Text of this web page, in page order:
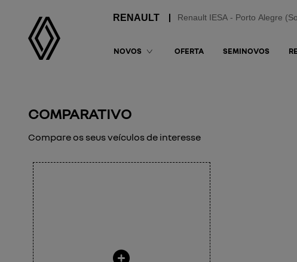
Renault IESA - Porto Alegre
NOVOS OFERTA SEMINOVOS
COMPARATIVO
Compare os seus veículos de interesse